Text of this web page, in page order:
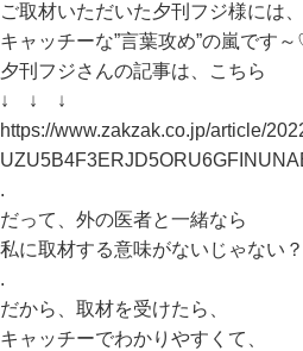
ご取材いただいた夕刊フジ様には、
キャッチーな”言葉攻め”の嵐です
夕刊フジさんの記事は、こちら
↓ ↓ ↓
https://www.zakzak.co.jp/article/
.
だって、外の医者と一緒なら
私に取材する意味がないじゃない？
.
だから、取材を受けたら、
キャッチーでわかりやすくて、